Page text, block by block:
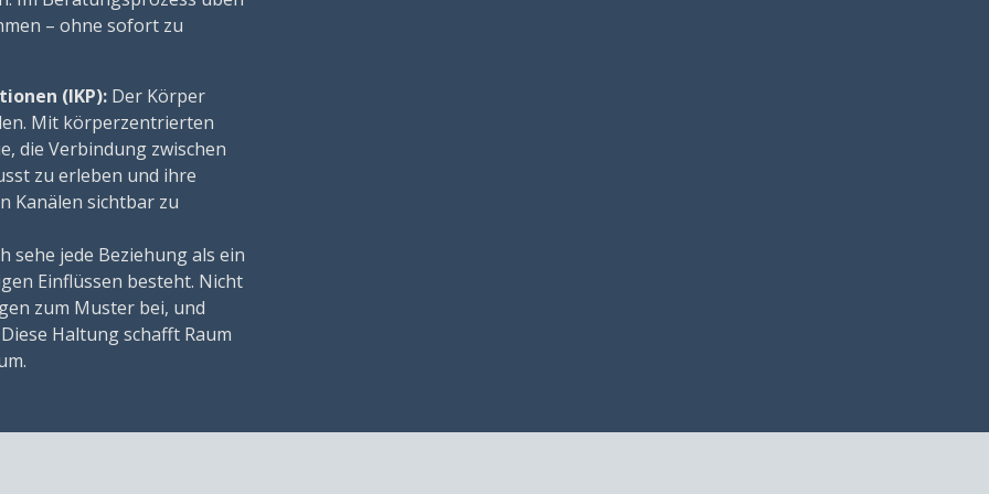
– ohne sofort zu
(IKP): Der Körper
Mit körperzentrierten
die Verbindung zwischen
zu erleben und ihre
Kanälen sichtbar zu
sehe jede Beziehung als ein
Einflüssen besteht. Nicht
zum Muster bei, und
Haltung schafft Raum